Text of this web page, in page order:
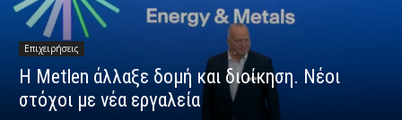
Επιχειρήσεις
H Metlen άλλαξε δομή και διοίκηση. Νέοι
στόχοι με νέα εργαλεία